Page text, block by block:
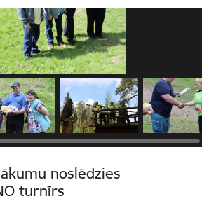
noslēdzies
turnīrs